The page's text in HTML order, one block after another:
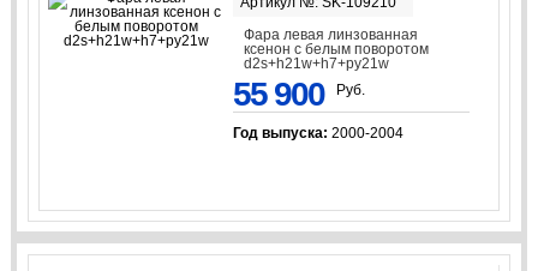
Фара левая линзованная
ксенон с белым поворотом
d2s+h21w+h7+py21w
55 900 Руб.
Год выпуска: 2000-2004